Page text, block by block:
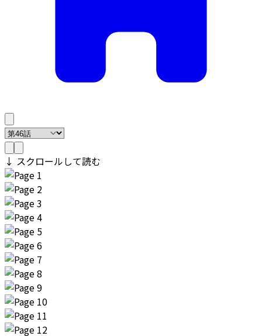
↓ スクロールして読む